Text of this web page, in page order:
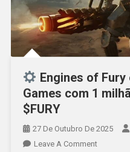
Engines of Fury
Games com 1
$FURY
27 De Outubro De 2025
Leave A CommentOn